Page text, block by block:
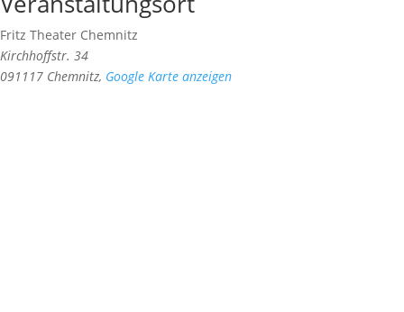
Fritz Theater Chemnitz
Kirchhoffstr. 34
091117 Chemnitz, Google Karte anzeigen